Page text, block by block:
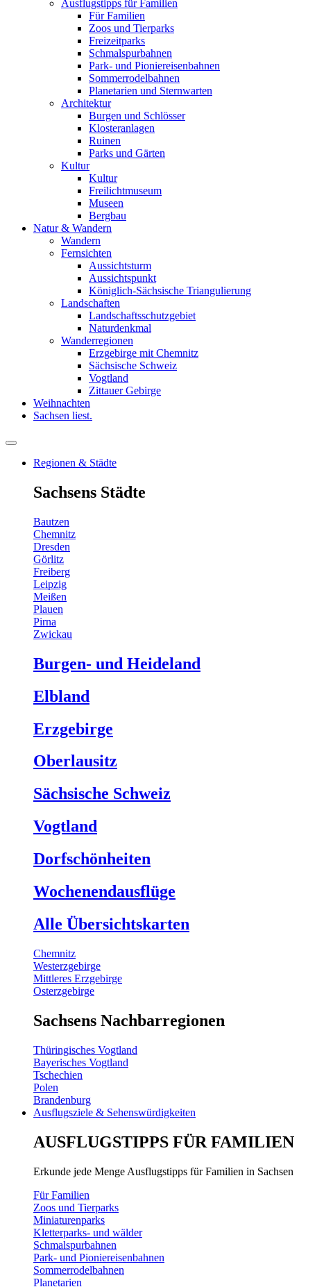
Ausflugstipps für Familien
Für Familien
Zoos und Tierparks
Freizeitparks
Schmalspurbahnen
Park- und Pioniereisenbahnen
Sommerrodelbahnen
Planetarien und Sternwarten
Architektur
Burgen und Schlösser
Klosteranlagen
Ruinen
Parks und Gärten
Kultur
Kultur
Freilichtmuseum
Museen
Bergbau
Natur & Wandern
Wandern
Fernsichten
Aussichtsturm
Aussichtspunkt
Königlich-Sächsische Triangulierung
Landschaften
Landschaftsschutzgebiet
Naturdenkmal
Wanderregionen
Erzgebirge mit Chemnitz
Sächsische Schweiz
Vogtland
Zittauer Gebirge
Weihnachten
Sachsen liest.
Regionen & Städte
Sachsens Städte
Bautzen
Chemnitz
Dresden
Görlitz
Freiberg
Leipzig
Meißen
Plauen
Pirna
Zwickau
Burgen- und Heideland
Elbland
Erzgebirge
Oberlausitz
Sächsische Schweiz
Vogtland
Dorfschönheiten
Wochenendausflüge
Alle Übersichtskarten
Chemnitz
Westerzgebirge
Mittleres Erzgebirge
Osterzgebirge
Sachsens Nachbarregionen
Thüringisches Vogtland
Bayerisches Vogtland
Tschechien
Polen
Brandenburg
Ausflugsziele & Sehenswürdigkeiten
AUSFLUGSTIPPS FÜR FAMILIEN
Erkunde jede Menge Ausflugstipps für Familien in Sachsen
Für Familien
Zoos und Tierparks
Miniaturenparks
Kletterparks- und wälder
Schmalspurbahnen
Park- und Pioniereisenbahnen
Sommerrodelbahnen
Planetarien